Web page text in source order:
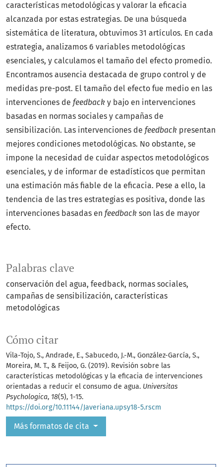
Palabras clave
conservación del agua feedback normas sociales
campañas de sensibilización características
metodológicas
Cómo citar
Vila-Tojo, S., Andrade, E., Sabucedo, J.-M., González-García, S.,
Moreira, M. T., & Feijoo, G. (2019). Revisión sobre las
características metodológicas y la eficacia de intervenciones
orientadas a reducir el consumo de agua. Universitas
Psychologica, 18(5), 1-15.
https://doi.org/10.11144/Javeriana.upsy18-5.rscm
Más formatos de cita
características metodológicas y valorar la eficacia
alcanzada por estas estrategias. De una búsqueda
sistemática de literatura, obtuvimos 31 artículos. En cada
estrategia, analizamos 6 variables metodológicas
esenciales, y calculamos el tamaño del efecto promedio.
Encontramos ausencia destacada de grupo control y de
medidas pre-post. El tamaño del efecto fue medio en las
intervenciones de feedback y bajo en intervenciones
basadas en normas sociales y campañas de
sensibilización. Las intervenciones de feedback presentan
mejores condiciones metodológicas. No obstante, se
impone la necesidad de cuidar aspectos metodológicos
esenciales, y de informar de estadísticos que permitan
una estimación más fiable de la eficacia. Pese a ello, la
tendencia de las tres estrategias es positiva, donde las
intervenciones basadas en feedback son las de mayor
efecto.